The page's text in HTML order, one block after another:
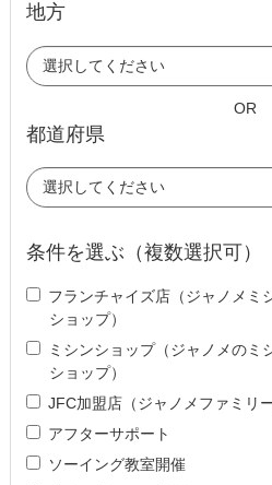
地方
OR
都道府県
条件を選ぶ（複数選択可）
フランチャイズ店（ジャノメミ
ショップ）
ミシンショップ（ジャノメのミ
ショップ）
JFC加盟店（ジャノメファミリ
アフターサポート
ソーイング教室開催